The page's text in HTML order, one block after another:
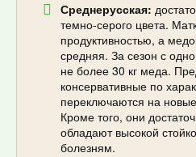
Среднерусская:
темно-серого цвета.
продуктивностью, а
средняя. За сезон с
не более 30 кг меда.
консервативные по
переключаются на
Кроме того, они
обладают высокой
болезням.